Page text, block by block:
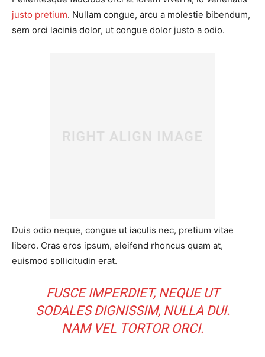
justo pretium. Nullam congue, arcu a molestie bibendum,
sem orci lacinia dolor, ut congue dolor justo a odio.
Duis odio neque, congue ut iaculis nec, pretium vitae
libero. Cras eros ipsum, eleifend rhoncus quam at,
euismod sollicitudin erat.
FUSCE IMPERDIET, NEQUE UT
SODALES DIGNISSIM, NULLA DUI.
NAM VEL TORTOR ORCI.